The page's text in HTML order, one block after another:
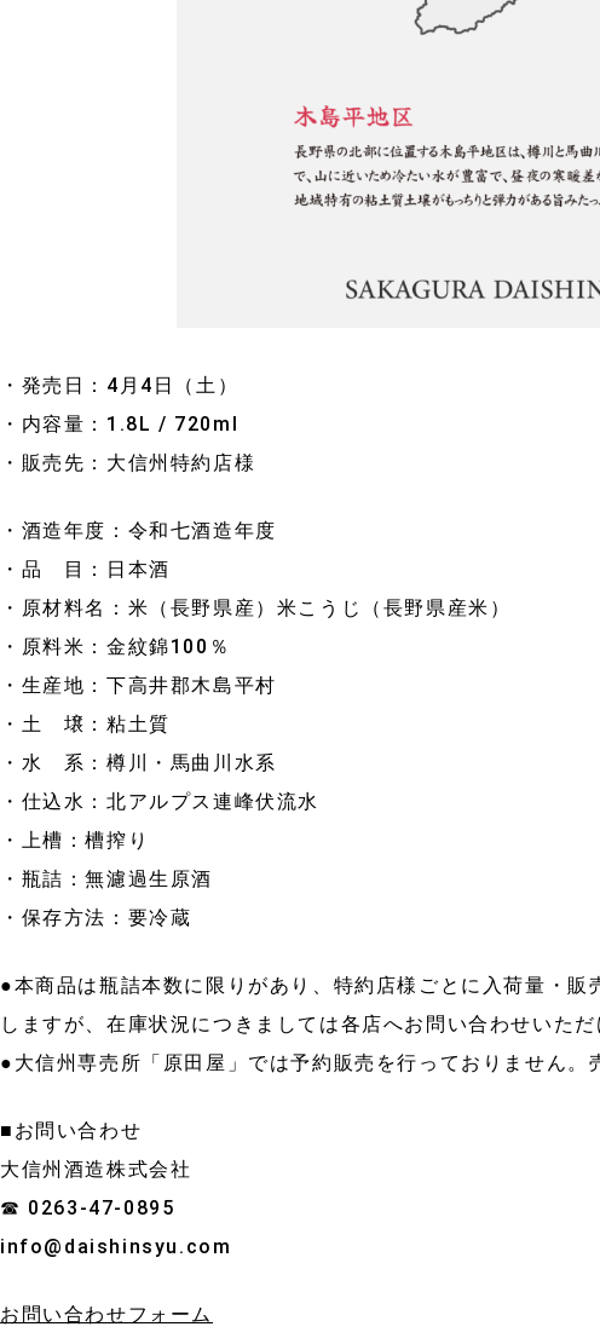
・発売日：4月4日（土）
・内容量：1.8L / 720ml
・販売先：大信州特約店様
・酒造年度：令和七酒造年度
・品 目：日本酒
・原材料名：米（長野県産）米こうじ（長野県産米）
・原料米：金紋錦100％
・生産地：下高井郡木島平村
・土 壌：粘土質
・水 系：樽川・馬曲川水系
・仕込水：北アルプス連峰伏流水
・上槽：槽搾り
・瓶詰：無濾過生原酒
・保存方法：要冷蔵
●本商品は瓶詰本数に限りがあり、特約店様ごとに入荷量・
しますが、在庫状況につきましては各店へお問い合わせいた
●大信州専売所「原田屋」では予約販売を行っておりません
■お問い合わせ
大信州酒造株式会社
☎ 0263-47-0895
info@daishinsyu.com
お問い合わせフォーム